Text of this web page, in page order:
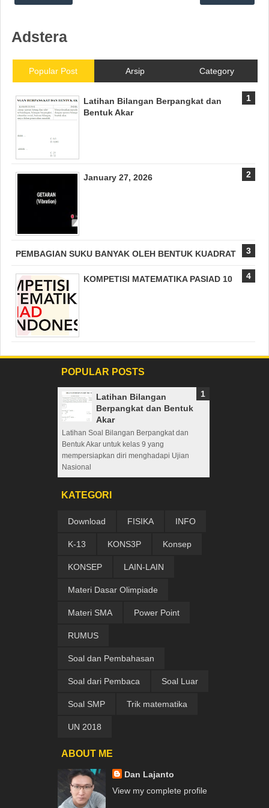
Adstera
Popular Post Arsip Category
Latihan Bilangan Berpangkat dan
Bentuk Akar
January 27, 2026
PEMBAGIAN SUKU BANYAK OLEH BENTUK KUADRAT
KOMPETISI MATEMATIKA PASIAD 10
POPULAR POSTS
Latihan Bilangan
Berpangkat dan Bentuk
Akar
Latihan Soal Bilangan Berpangkat dan
Bentuk Akar untuk kelas 9 yang
mempersiapkan diri menghadapi Ujian
Nasional
KATEGORI
Download FISIKA INFO
K-13 KONS3P Konsep
KONSEP LAIN-LAIN
Materi Dasar Olimpiade
Materi SMA Power Point
RUMUS
Soal dan Pembahasan
Soal dari Pembaca Soal Luar
Soal SMP Trik matematika
UN 2018
ABOUT ME
Dan Lajanto
View my complete profile